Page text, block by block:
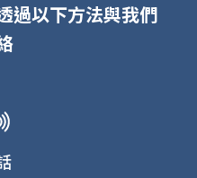
過以下方法與我們